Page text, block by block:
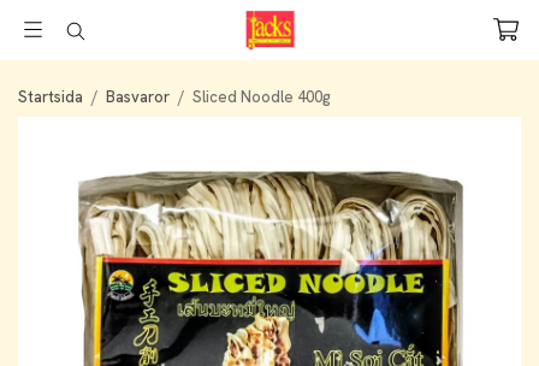
Startsida / Basvaror / Sliced Noodle 400g